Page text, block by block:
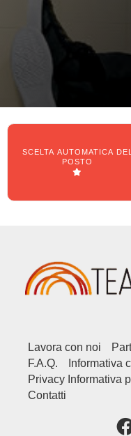
SCELTA AUTOMATICA DEL
POSTO
Lavora con noi
F.A.Q.
Informativa
Privacy Informativa
Contatti